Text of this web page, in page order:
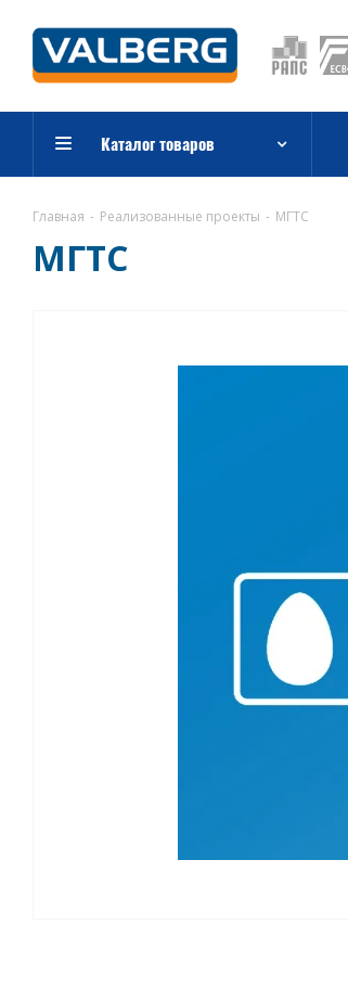
Каталог товаров
Главная - Реализованные проекты - МГТС
МГТС